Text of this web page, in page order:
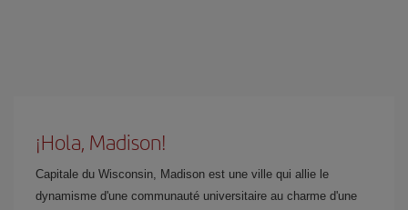
¡Hola, Madison!
Capitale du Wisconsin, Madison est une ville qui allie le
dynamisme d'une communauté universitaire au charme d'une